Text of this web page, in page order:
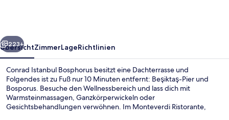
Weiter
223+
ÜbersichtZimmerLageRichtlinien
Conrad Istanbul Bosphorus besitzt eine Dachterrasse und
Folgendes ist zu Fuß nur 10 Minuten entfernt: Beşiktaş-Pier und
Bosporus. Besuche den Wellnessbereich und lass dich mit
Warmsteinmassagen, Ganzkörperwickeln oder
Gesichtsbehandlungen verwöhnen. Im Monteverdi Ristorante,